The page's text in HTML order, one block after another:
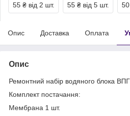
55 ₴ від 2 шт. 55 ₴ від 5 шт.
Опис Доставка Оплата
Опис
Ремонтний набір водяного блока
Комплект постачання:
Мембрана 1 шт.